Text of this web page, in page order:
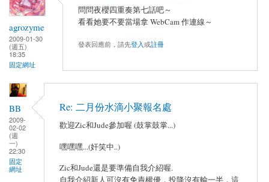
agrozyme
2009-01-30
(週五)
18:35
固定網址
問問夜櫻四重奏第七話吧～
看看她要不要當場拿 WebCam 作連線～
發表回應前，請先登入或註冊
BB
2009-
02-02
(週
一)
22:30
固定
網址
Re: 二月份水滴小聚報名處
歡迎Zic和Jude參加喔 (鼓掌鼓掌...)
嘿嘿嘿...(奸笑中..)
Zic和Jude還是要準備自我介紹喔.
自我介紹新人可沒有免責權優，投降沒有輸一半，這